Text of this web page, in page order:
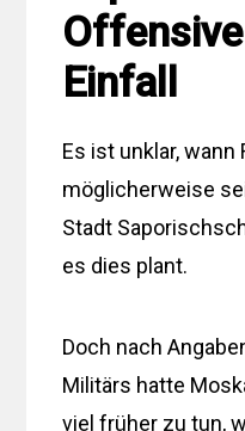
Einfall
Es ist unklar, wann
möglicherweise
Stadt
es dies plant.
Doch nach
Militärs hatte
viel früher zu tun,